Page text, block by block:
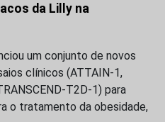
da Lilly na
um conjunto de novos
clínicos (ATTAIN-1,
T2D-1) para
o tratamento da obesidade,